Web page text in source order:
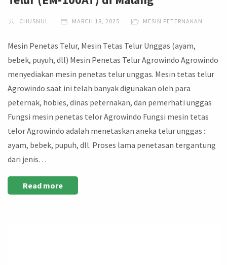
CHUSNUL MARCH 18, 2025 MESIN PETERNAKAN
Mesin Penetas Telur, Mesin Tetas Telur Unggas (ayam,
bebek, puyuh, dll) Mesin Penetas Telur Agrowindo Agrowindo
menyediakan mesin penetas telur unggas. Mesin tetas telur
Agrowindo saat ini telah banyak digunakan oleh para
peternak, hobies, dinas peternakan, dan pemerhati unggas
Fungsi mesin penetas telor Agrowindo Fungsi mesin tetas
telor Agrowindo adalah menetaskan aneka telur unggas :
ayam, bebek, pupuh, dll. Proses lama penetasan tergantung
dari jenis…
Read more